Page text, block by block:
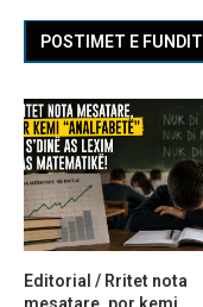
POSTIMET E FUNDIT
Editorial / Rritet nota